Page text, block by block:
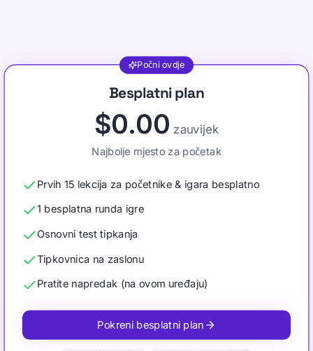
Počni ovdje
Besplatni plan
$0.00 zauvijek
Najbolje mjesto za početak
Prvih 15 lekcija za početnike & igara besplatno
1 besplatna runda igre
Osnovni test tipkanja
Tipkovnica na zaslonu
Pratite napredak (na ovom uređaju)
Pokreni besplatni plan